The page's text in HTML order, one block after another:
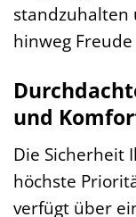
standzuhalten
hinweg
und
Die Sicherheit
höchste
verfügt über